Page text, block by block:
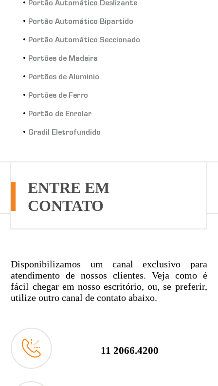
Portão Automático Deslizante
Portão Automático Bipartido
Portão Automático Seccionado
Portões de Madeira
Portões de Aluminio
Portões de Ferro
Portão de Enrolar
Gradil Eletrofundido
ENTRE EM
CONTATO
Disponibilizamos um canal exclusivo para
atendimento de nossos clientes. Veja como é
fácil chegar em nosso escritório, ou, se preferir,
utilize outro canal de contato abaixo.
11 2066.4200